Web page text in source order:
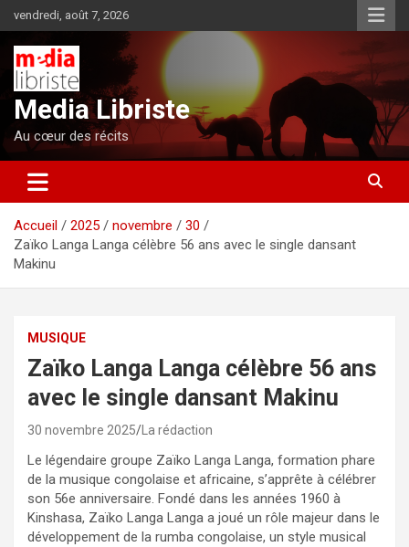
au
contenu
vendredi, août 7, 2026
Media Libriste
Au cœur des récits
Accueil 2025 novembre
30
Zaïko Langa Langa célèbre 56 ans avec le single dansant
Makinu
MUSIQUE
Zaïko Langa Langa célèbre 56 ans
avec le single dansant Makinu
30 novembre 2025 La rédaction
Le légendaire groupe Zaïko Langa Langa, formation phare
de la musique congolaise et africaine, s’apprête à célébrer
son 56e anniversaire. Fondé dans les années 1960 à
Kinshasa, Zaïko Langa Langa a joué un rôle majeur dans le
développement de la rumba congolaise, un style musical